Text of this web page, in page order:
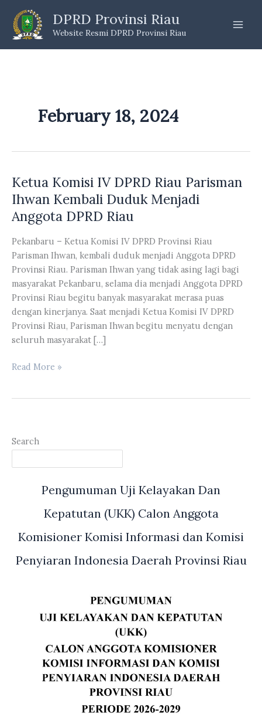
content
DPRD Provinsi Riau
Website Resmi DPRD Provinsi Riau
February 18, 2024
Ketua Komisi IV DPRD Riau Parisman
Ihwan Kembali Duduk Menjadi
Anggota DPRD Riau
Pekanbaru – Ketua Komisi IV DPRD Provinsi Riau
Parisman Ihwan, kembali duduk menjadi Anggota DPRD
Provinsi Riau. Parisman Ihwan yang tidak asing lagi bagi
masyarakat Pekanbaru, selama dia menjadi Anggota DPRD
Provinsi Riau begitu banyak masyarakat merasa puas
dengan kinerjanya. Saat menjadi Ketua Komisi IV DPRD
Provinsi Riau, Parisman Ihwan begitu menyatu dengan
seluruh masyarakat […]
Ketua
Parisman
Ihwan
Kembali
Menjadi
Anggota
Riau
Read More »
Search
Pengumuman Uji Kelayakan Dan
Kepatutan (UKK) Calon Anggota
Komisioner Komisi Informasi dan Komisi
Penyiaran Indonesia Daerah Provinsi Riau